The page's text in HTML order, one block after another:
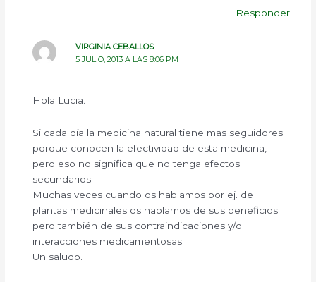
Responder
VIRGINIA CEBALLOS
5 JULIO, 2013 A LAS 8:06 PM
Hola Lucia.
Si cada día la medicina natural tiene mas seguidores
porque conocen la efectividad de esta medicina,
pero eso no significa que no tenga efectos
secundarios.
Muchas veces cuando os hablamos por ej. de
plantas medicinales os hablamos de sus beneficios
pero también de sus contraindicaciones y/o
interacciones medicamentosas.
Un saludo.